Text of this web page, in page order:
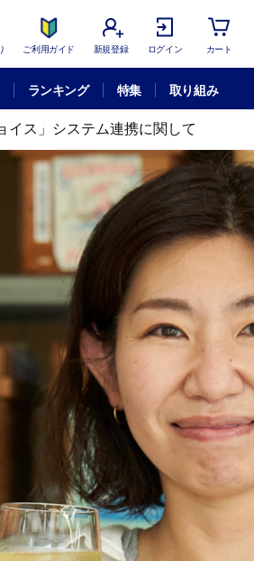
ご利用ガイド 新規登録 ログイン カート
ランキング 特集 取り組み
イス」システム連携に関して